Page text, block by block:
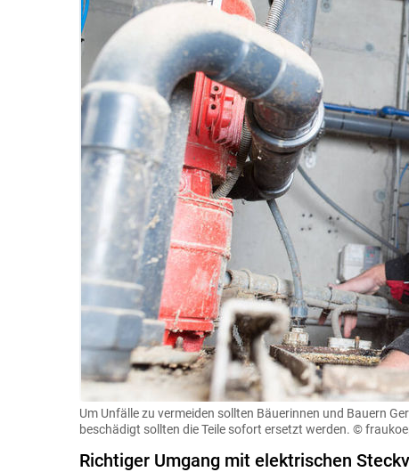
Um Unfälle zu vermeiden sollten Bäuerinnen und Bauern
beschädigt sollten die Teile sofort ersetzt werden. ©
Richtiger Umgang mit elektrischen